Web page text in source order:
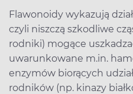
Flawonoidy wykazują
czyli niszczą szkodliwe
rodniki) mogące
uwarunkowane m.in.
enzymów biorących
rodników (np. kinazy